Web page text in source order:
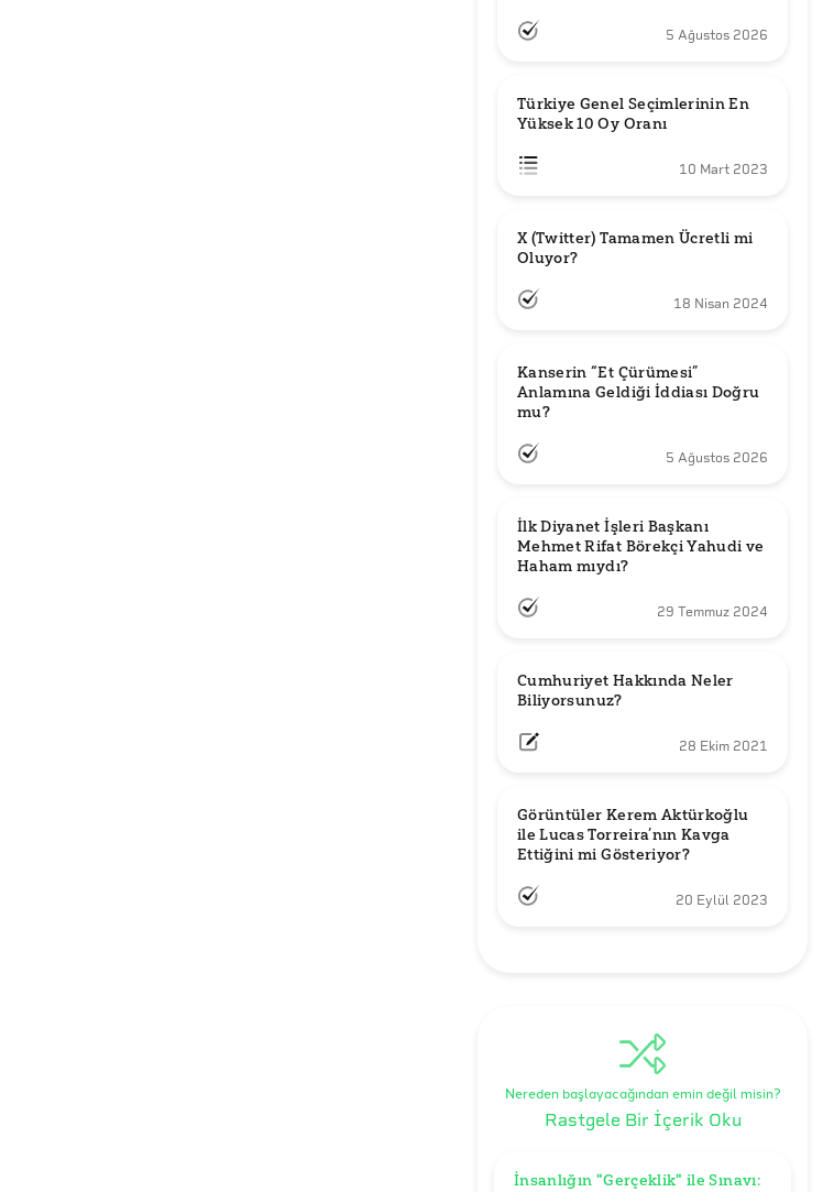
5 Ağustos 2026
Türkiye Genel Seçimlerinin En
Yüksek 10 Oy Oranı
10 Mart 2023
X (Twitter) Tamamen Ücretli mi
Oluyor?
18 Nisan 2024
Kanserin “Et Çürümesi”
Anlamına Geldiği İddiası Doğru
mu?
5 Ağustos 2026
İlk Diyanet İşleri Başkanı
Mehmet Rifat Börekçi Yahudi ve
Haham mıydı?
29 Temmuz 2024
Cumhuriyet Hakkında Neler
Biliyorsunuz?
28 Ekim 2021
Görüntüler Kerem Aktürkoğlu
ile Lucas Torreira’nın Kavga
Ettiğini mi Gösteriyor?
20 Eylül 2023
Nereden başlayacağından emin değil misin?
Rastgele Bir İçerik Oku
İnsanlığın "Gerçeklik" ile Sınavı: